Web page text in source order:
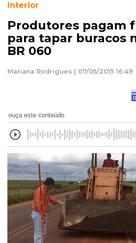
Interior
Produtores pagam
para tapar buracos
BR 060
Mariana Rodrigues | 07/05/2015 16:49
ouça este conteúdo